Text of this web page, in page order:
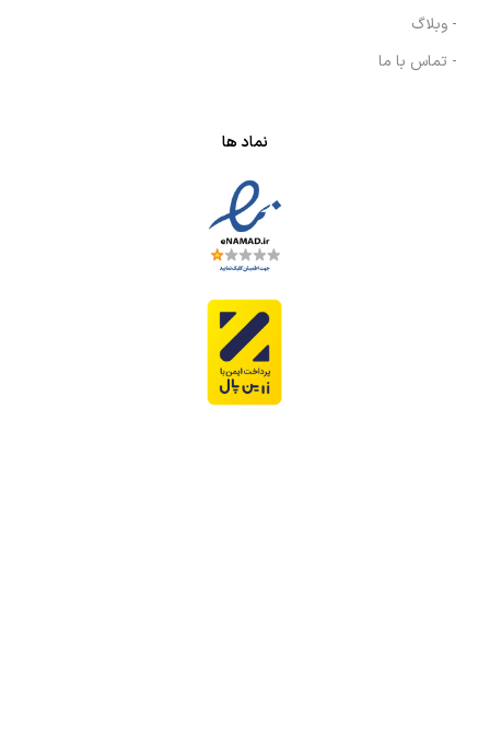
- وبلاگ
- تماس با ما
نماد ها